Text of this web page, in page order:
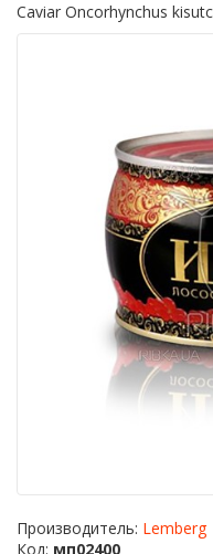
Caviar Oncorhynchus
Производитель: Lemberg
Код: мп02400